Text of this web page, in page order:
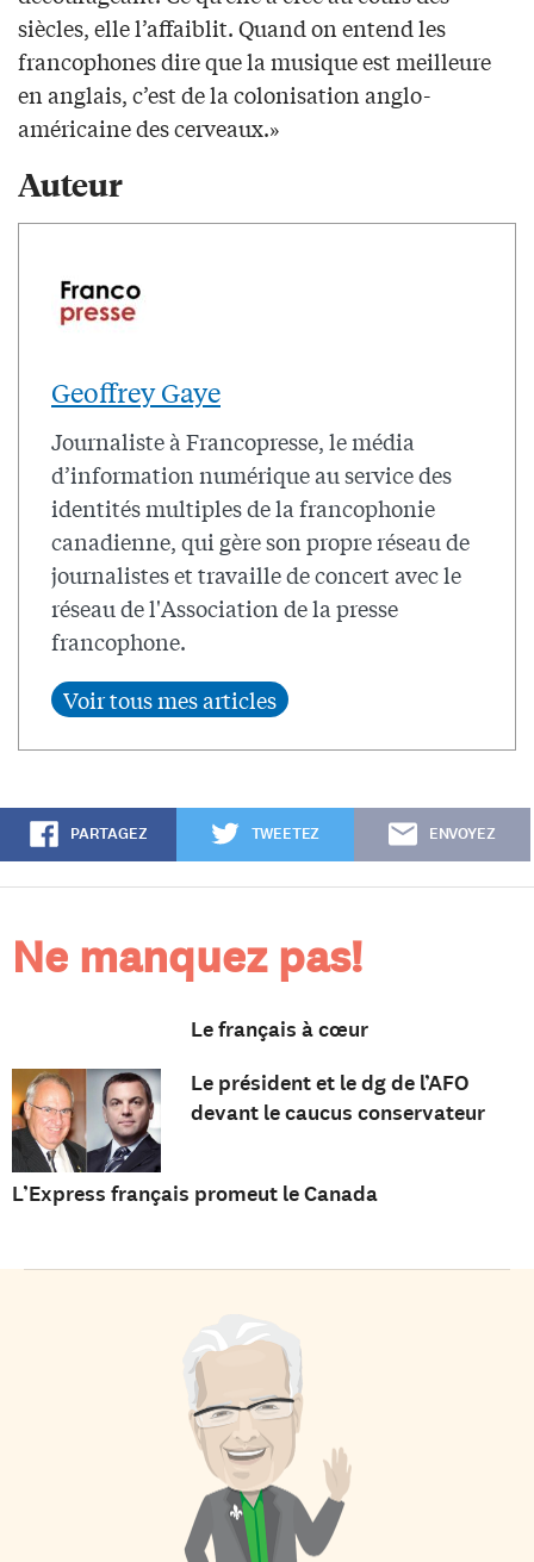
siècles, elle l’affaiblit. Quand on entend les
francophones dire que la musique est meilleure
en anglais, c’est de la colonisation anglo-
américaine des cerveaux.»
Auteur
Geoffrey Gaye
Journaliste à Francopresse, le média
d’information numérique au service des
identités multiples de la francophonie
canadienne, qui gère son propre réseau de
journalistes et travaille de concert avec le
réseau de l'Association de la presse
francophone.
PARTAGEZ TWEETEZ ENVOYEZ
Ne manquez pas!
Le français à cœur
Le président et le dg de l’AFO
devant le caucus conservateur
L’Express français promeut le Canada